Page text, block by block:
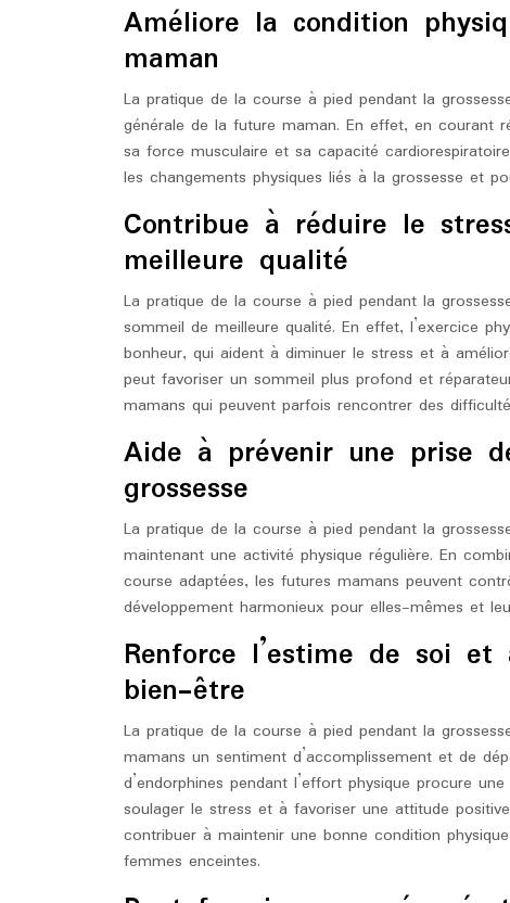
Améliore la condition
maman
La pratique de la course à pied pendant la
générale de la future maman. En effet, en courant
sa force musculaire et sa capacité
les changements physiques liés à la grossesse et
Contribue à réduire le
meilleure qualité
La pratique de la course à pied pendant la
sommeil de meilleure qualité. En effet, l’exercice
bonheur, qui aident à diminuer le stress et à
peut favoriser un sommeil plus profond et
mamans qui peuvent parfois rencontrer des
Aide à prévenir une prise
grossesse
La pratique de la course à pied pendant la
maintenant une activité physique régulière. En
course adaptées, les futures mamans peuvent
développement harmonieux pour elles-mêmes et
Renforce l’estime de soi
bien-être
La pratique de la course à pied pendant la
mamans un sentiment d’accomplissement et de
d’endorphines pendant l’effort physique procure
soulager le stress et à favoriser une attitude
contribuer à maintenir une bonne condition
femmes enceintes.